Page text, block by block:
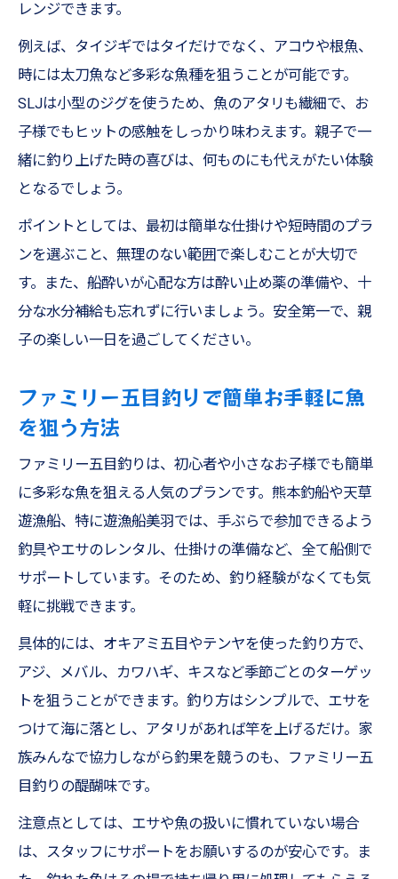
レンジできます。
例えば、タイジギではタイだけでなく、アコウや根魚、
時には太刀魚など多彩な魚種を狙うことが可能です。
SLJは小型のジグを使うため、魚のアタリも繊細で、お
子様でもヒットの感触をしっかり味わえます。親子で一
緒に釣り上げた時の喜びは、何ものにも代えがたい体験
となるでしょう。
ポイントとしては、最初は簡単な仕掛けや短時間のプラ
ンを選ぶこと、無理のない範囲で楽しむことが大切で
す。また、船酔いが心配な方は酔い止め薬の準備や、十
分な水分補給も忘れずに行いましょう。安全第一で、親
子の楽しい一日を過ごしてください。
ファミリー五目釣りで簡単お手軽に魚
を狙う方法
ファミリー五目釣りは、初心者や小さなお子様でも簡単
に多彩な魚を狙える人気のプランです。熊本釣船や天草
遊漁船、特に遊漁船美羽では、手ぶらで参加できるよう
釣具やエサのレンタル、仕掛けの準備など、全て船側で
サポートしています。そのため、釣り経験がなくても気
軽に挑戦できます。
具体的には、オキアミ五目やテンヤを使った釣り方で、
アジ、メバル、カワハギ、キスなど季節ごとのターゲッ
トを狙うことができます。釣り方はシンプルで、エサを
つけて海に落とし、アタリがあれば竿を上げるだけ。家
族みんなで協力しながら釣果を競うのも、ファミリー五
目釣りの醍醐味です。
注意点としては、エサや魚の扱いに慣れていない場合
は、スタッフにサポートをお願いするのが安心です。ま